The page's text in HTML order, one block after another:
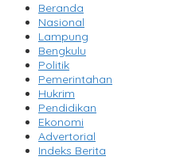
Beranda
Nasional
Lampung
Bengkulu
Politik
Pemerintahan
Hukrim
Pendidikan
Ekonomi
Advertorial
Indeks Berita